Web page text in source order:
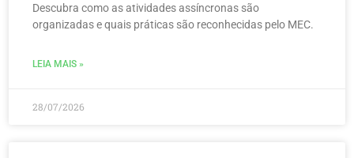
Descubra como as atividades assíncronas são
organizadas e quais práticas são reconhecidas pelo MEC.
LEIA MAIS »
28/07/2026